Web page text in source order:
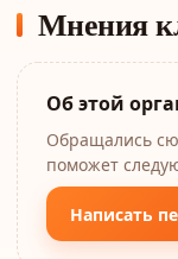
Мнения
Об этой
Обращались
поможет
Написать